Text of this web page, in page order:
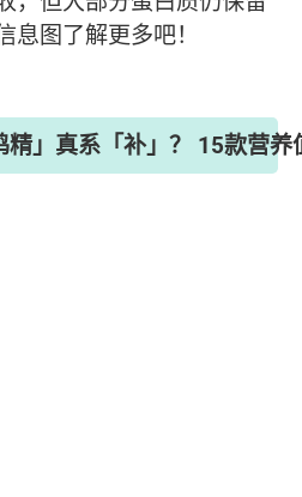
图了解更多吧！
」真系「补」？ 15款营养